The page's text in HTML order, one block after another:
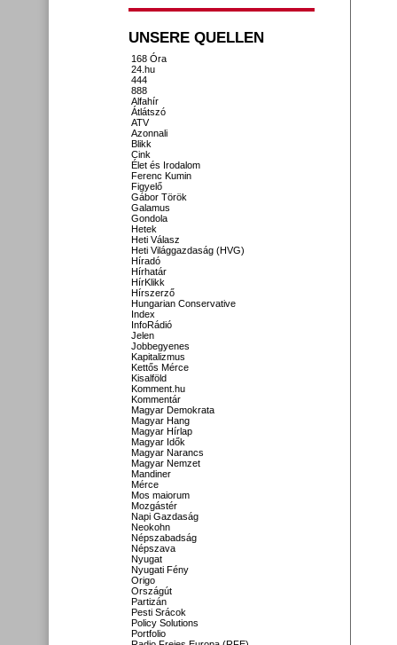
UNSERE QUELLEN
168 Óra
24.hu
444
888
Alfahír
Átlátszó
ATV
Azonnali
Blikk
Cink
Élet és Irodalom
Ferenc Kumin
Figyelő
Gábor Török
Galamus
Gondola
Hetek
Heti Válasz
Heti Világgazdaság (HVG)
Híradó
Hírhatár
HírKlikk
Hírszerző
Hungarian Conservative
Index
InfoRádió
Jelen
Jobbegyenes
Kapitalizmus
Kettős Mérce
Kisalföld
Komment.hu
Kommentár
Magyar Demokrata
Magyar Hang
Magyar Hírlap
Magyar Idők
Magyar Narancs
Magyar Nemzet
Mandiner
Mérce
Mos maiorum
Mozgástér
Napi Gazdaság
Neokohn
Népszabadság
Népszava
Nyugat
Nyugati Fény
Origo
Országút
Partizán
Pesti Srácok
Policy Solutions
Portfolio